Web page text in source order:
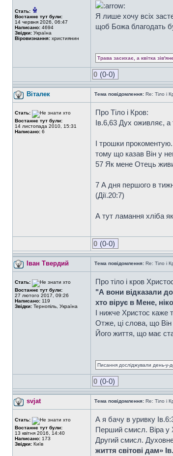
Стать:
Востаннє тут були:
14 червня 2026, 06:47
Написано: 4694
Звідки: Україна
Віровизнання: християнин
Я лише хочу всіх
щоб Божа благодать
Трава засихає, а квітка
0 (0-0)
Віталек Тема повідомлення: Re: Тіло і
Стать:
Востаннє тут були:
14 листопада 2010, 15:31
Написано: 6
Про Тіло і Кров:
Ів.6,63 Дух оживляє, а
І трошки прокоментую.
тому що казав Він у
57 Як мене Отець
7 А дня першого в
(Дiї.20:7)
А тут ламання хліба
0 (0-0)
Іван Твердий Тема повідомлення: Re: Тіло і
Стать:
Востаннє тут були:
27 лютого 2017, 09:26
Написано: 119
Звідки: Тернопіль, Україна
Про тіло і кров
"А вони відказали
хто вірує в Мене,
І нижче Христос каже
Отже, ці слова, що Він
Його життя, що має
Писання досліджували день-у-
0 (0-0)
svjat Тема повідомлення: Re: Тіло і
Стать:
Востаннє тут були:
13 квітня 2016, 14:40
Написано: 173
Звідки: Київ
А я бачу в уривку
Перший смисл. Віра у
Другий смисл. Духовне
життя світові дам»